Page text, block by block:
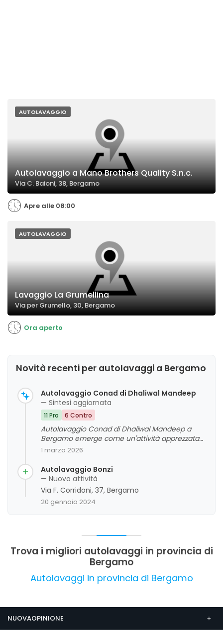
AUTOLAVAGGIO
Autolavaggio a Mano Brothers Quality S.n.c.
Via C. Baioni, 38, Bergamo
Apre alle 08:00
AUTOLAVAGGIO
Lavaggio La Grumellina
Via per Grumello, 30, Bergamo
Ora aperto
Novità recenti per autolavaggi a Bergamo
Autolavaggio Conad di Dhaliwal Mandeep
— Sintesi aggiornata
11 Pro 6 Contro
Autolavaggio Conad di Dhaliwal Mandeep a
Bergamo emerge come un'attività apprezzata
per il rapporto qualità-prezzo e la cortesia del
generalmente rapido e conveniente, anche se
alcuni commenti segnalano criticità nella cura
dell'interno e nella precisione del lavaggio. Nel
complesso, l'attività si distingue per l'efficienza e
l'attenzione alle esigenze della clientela, con
1 marzo 2026
Autolavaggio Bonzi
— Nuova attività
Via F. Corridoni, 37, Bergamo
20 gennaio 2024
Trova i migliori autolavaggi in provincia di
Bergamo
Autolavaggi in provincia di Bergamo
NUOVAOPINIONE